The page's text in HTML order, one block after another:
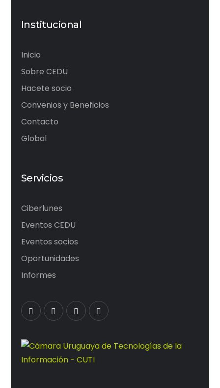
Institucional
Inicio
Sobre CEDU
Hacete socio
Convenios y Beneficios
Contacto
Global
Servicios
Ciberlunes
Eventos CEDU
Eventos socios
Oportunidades
Informes